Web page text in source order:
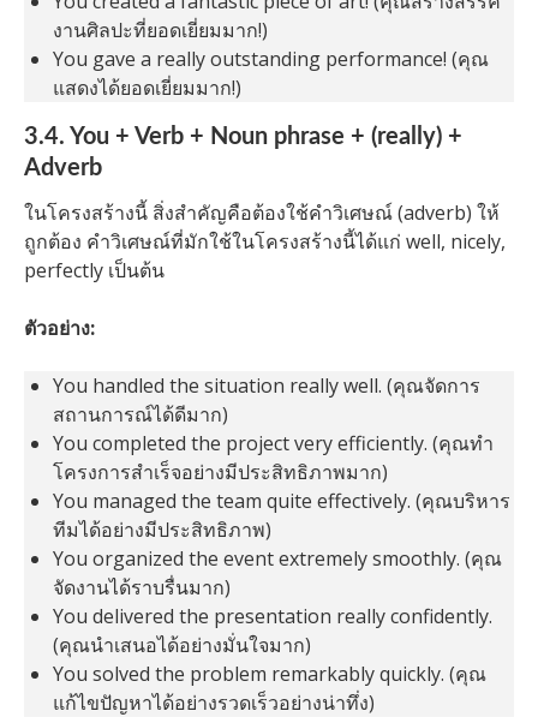
งานศิลปะที่ยอดเยี่ยมมาก!)
You gave a really outstanding performance! (คุณ
แสดงได้ยอดเยี่ยมมาก!)
3.4. You + Verb + Noun phrase + (really) +
Adverb
ในโครงสร้างนี้ สิ่งสำคัญคือต้องใช้คำวิเศษณ์ (adverb) ให้
ถูกต้อง คำวิเศษณ์ที่มักใช้ในโครงสร้างนี้ได้แก่ well, nicely,
perfectly เป็นต้น
ตัวอย่าง:
You handled the situation really well. (คุณจัดการ
สถานการณ์ได้ดีมาก)
You completed the project very efficiently. (คุณทำ
โครงการสำเร็จอย่างมีประสิทธิภาพมาก)
You managed the team quite effectively. (คุณบริหาร
ทีมได้อย่างมีประสิทธิภาพ)
You organized the event extremely smoothly. (คุณ
จัดงานได้ราบรื่นมาก)
You delivered the presentation really confidently.
(คุณนำเสนอได้อย่างมั่นใจมาก)
You solved the problem remarkably quickly. (คุณ
แก้ไขปัญหาได้อย่างรวดเร็วอย่างน่าทึ่ง)